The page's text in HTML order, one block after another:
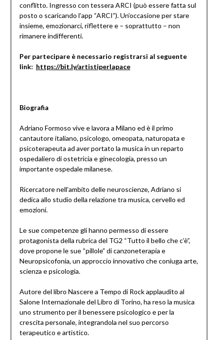
conflitto. Ingresso con tessera ARCI (può essere fatta sul
posto o scaricando l’app “ARCI”). Un’occasione per stare
insieme, emozionarci, riflettere e – soprattutto – non
rimanere indifferenti.
Per partecipare è necessario registrarsi al seguente
link: https://bit.ly/artistiperlapace
Biografia
Adriano Formoso vive e lavora a Milano ed è il primo
cantautore italiano, psicologo, omeopata, naturopata e
psicoterapeuta ad aver portato la musica in un reparto
ospedaliero di ostetricia e ginecologia, presso un
importante ospedale milanese.
Ricercatore nell’ambito delle neuroscienze, Adriano si
dedica allo studio della relazione tra musica, cervello ed
emozioni.
Le sue competenze gli hanno permesso di essere
protagonista della rubrica del TG2 “Tutto il bello che c’è”,
dove propone le sue “pillole” di canzoneterapia e
Neuropsicofonia, un approccio innovativo che coniuga arte,
scienza e psicologia.
Autore del libro Nascere a Tempo di Rock applaudito al
Salone Internazionale del Libro di Torino, ha reso la musica
uno strumento per il benessere psicologico e per la
crescita personale, integrandola nel suo percorso
terapeutico e artistico.